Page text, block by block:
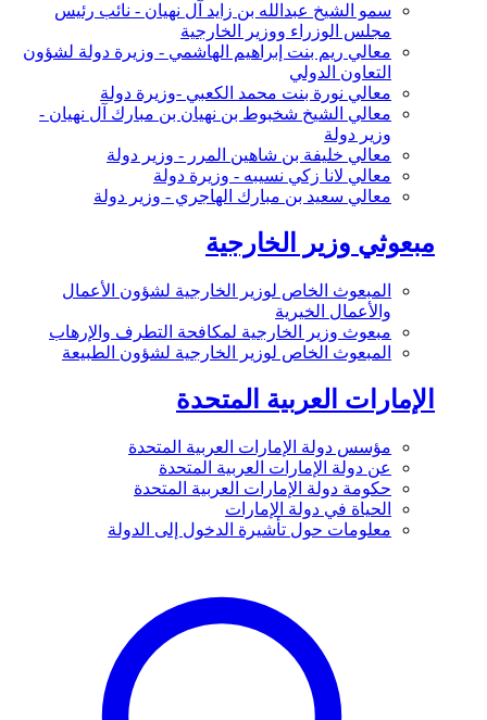
سمو الشيخ عبدالله بن زايد آل نهيان - نائب رئيس
مجلس الوزراء ووزير الخارجية
معالي ريم بنت إبراهيم الهاشمي - وزيرة دولة لشؤون
التعاون الدولي
معالي نورة بنت محمد الكعبي -وزيرة دولة
معالي الشيخ شخبوط بن نهيان بن مبارك آل نهيان -
وزير دولة
معالي خليفة بن شاهين المرر - وزير دولة
معالي لانا زكي نسيبه - وزيرة دولة
معالي سعيد بن مبارك الهاجري - وزير دولة
مبعوثي وزير الخارجية
المبعوث الخاص لوزير الخارجية لشؤون الأعمال
والأعمال الخيرية
مبعوث وزير الخارجية لمكافحة التطرف والإرهاب
المبعوث الخاص لوزير الخارجية لشؤون الطبيعة
الإمارات العربية المتحدة
مؤسس دولة الإمارات العربية المتحدة
عن دولة الإمارات العربية المتحدة
حكومة دولة الإمارات العربية المتحدة
الحياة في دولة الإمارات
معلومات حول تأشيرة الدخول إلى الدولة